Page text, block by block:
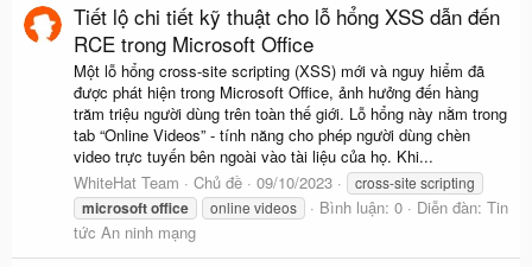
Tiết lộ chi tiết kỹ thuật cho lỗ hổng XSS dẫn đến
RCE trong Microsoft Office
Một lỗ hổng cross-site scripting (XSS) mới và nguy hiểm đã
được phát hiện trong Microsoft Office, ảnh hưởng đến hàng
trăm triệu người dùng trên toàn thế giới. Lỗ hổng này nằm trong
tab “Online Videos” - tính năng cho phép người dùng chèn
video trực tuyến bên ngoài vào tài liệu của họ. Khi...
WhiteHat Team
Chủ đề 09/10/2023 cross-site scripting
microsoftoffice online videos Bình luận: 0 Diễn đàn: Tin
tức An ninh mạng